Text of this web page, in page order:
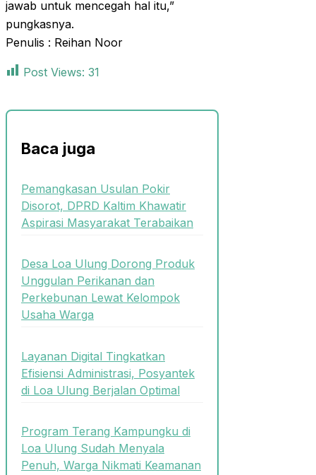
jawab untuk mencegah hal itu,”
pungkasnya.
Penulis : Reihan Noor
Post Views: 31
Baca juga
Pemangkasan Usulan Pokir
Disorot, DPRD Kaltim Khawatir
Aspirasi Masyarakat Terabaikan
Desa Loa Ulung Dorong Produk
Unggulan Perikanan dan
Perkebunan Lewat Kelompok
Usaha Warga
Layanan Digital Tingkatkan
Efisiensi Administrasi, Posyantek
di Loa Ulung Berjalan Optimal
Program Terang Kampungku di
Loa Ulung Sudah Menyala
Penuh, Warga Nikmati Keamanan